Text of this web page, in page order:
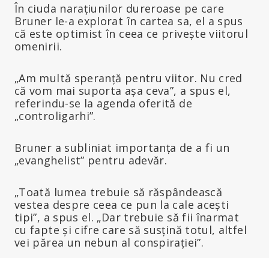
În ciuda narațiunilor dureroase pe care
Bruner le-a explorat în cartea sa, el a spus
că este optimist în ceea ce privește viitorul
omenirii.
„Am multă speranță pentru viitor. Nu cred
că vom mai suporta așa ceva”, a spus el,
referindu-se la agenda oferită de
„controligarhi”.
Bruner a subliniat importanța de a fi un
„evanghelist” pentru adevăr.
„Toată lumea trebuie să răspândească
vestea despre ceea ce pun la cale acești
tipi”, a spus el. „Dar trebuie să fii înarmat
cu fapte și cifre care să susțină totul, altfel
vei părea un nebun al conspirației”.